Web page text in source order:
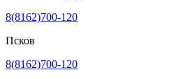
8(8162)700-120
Псков
8(8162)700-120